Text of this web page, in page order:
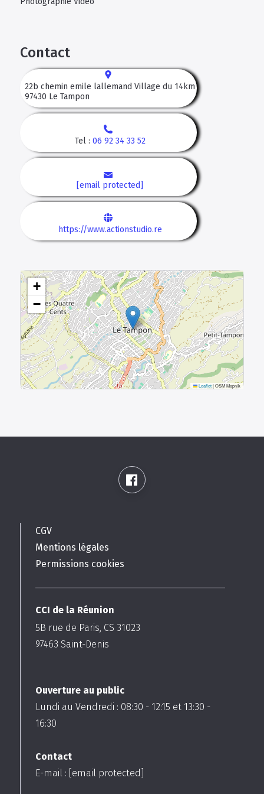
Contact
22b chemin emile lallemand Village du 14km
97430 Le Tampon
Tel : 06 92 34 33 52
[email protected]
https://www.actionstudio.re
+
−
Leaflet |OSM Mapnik
CCI de la Réunion
5B rue de Paris, CS 31023
97463 Saint-Denis
Ouverture au public
Lundi au Vendredi : 08:30 - 12:15 et 13:30 -
16:30
Contact
E-mail : [email protected]
CGV
Mentions légales
Permissions cookies